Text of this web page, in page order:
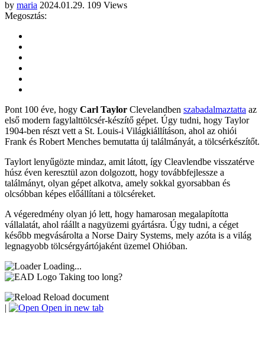
by maria 2024.01.29. 109 Views
Megosztás:
Pont 100 éve, hogy Carl Taylor Clevelandben szabadalmaztatta az
első modern fagylalttölcsér-készítő gépet. Úgy tudni, hogy Taylor
1904-ben részt vett a St. Louis-i Világkiállításon, ahol az ohiói
Frank és Robert Menches bemutatta új találmányát, a tölcsérkészítőt.
Taylort lenyűgözte mindaz, amit látott, így Cleavlendbe visszatérve
húsz éven keresztül azon dolgozott, hogy továbbfejlessze a
találmányt, olyan gépet alkotva, amely sokkal gyorsabban és
olcsóbban képes előállítani a tölcséreket.
A végeredmény olyan jó lett, hogy hamarosan megalapította
vállalatát, ahol ráállt a nagyüzemi gyártásra. Úgy tudni, a céget
később megvásárolta a Norse Dairy Systems, mely azóta is a világ
legnagyobb tölcsérgyártójaként üzemel Ohióban.
Loading...
Taking too long?
Reload document
|
Open in new tab